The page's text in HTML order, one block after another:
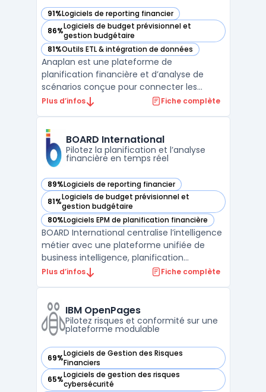
91%Logiciels de reporting financier
— voir Anaplan dans cette catégorie
86%Logiciels de budget prévisionnel et
gestion budgétaire
— voir Anaplan dans cette catégorie
81%Outils ETL & intégration de données
— voir Anaplan dans cette catégorie
Anaplan est une plateforme de
planification financière et d’analyse de
scénarios conçue pour connecter les
données, workflows métiers et utilisateurs
variés tout en prenant en compte des
variables métiers à travers ...
Plus d’infos Fiche complète
BOARD International
Pilotez la planification et l’analyse
financière en temps réel
89%Logiciels de reporting financier
— voir BOARD International dans cette catégorie
81%Logiciels de budget prévisionnel et
gestion budgétaire
— voir BOARD International dans cette catégorie
80%Logiciels EPM de planification financière
— voir BOARD International dans cette catégorie
BOARD International centralise l’intelligence
métier avec une plateforme unifiée de
business intelligence, planification
d’entreprise et analytique prédictive. Les
limites avec certains outils, notamment en
matière de suivi ...
Plus d’infos Fiche complète
IBM OpenPages
Pilotez risques et conformité sur une
plateforme modulable
69%Logiciels de Gestion des Risques
Financiers
— voir IBM OpenPages dans cette catégorie
65%Logiciels de gestion des risques
cybersécurité
— voir IBM OpenPages dans cette catégorie